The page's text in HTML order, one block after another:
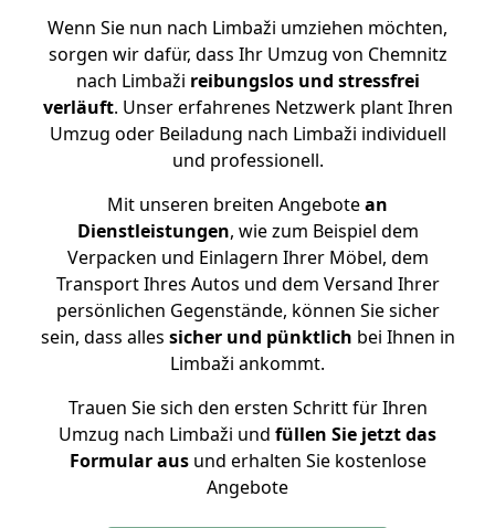
Wenn Sie nun nach Limbaži umziehen möchten,
sorgen wir dafür, dass Ihr Umzug von Chemnitz
nach Limbaži reibungslos und stressfrei
verläuft. Unser erfahrenes Netzwerk plant Ihren
Umzug oder Beiladung nach Limbaži individuell
und professionell.
Mit unseren breiten Angebotean
Dienstleistungen, wie zum Beispiel dem
Verpacken und Einlagern Ihrer Möbel, dem
Transport Ihres Autos und dem Versand Ihrer
persönlichen Gegenstände, können Sie sicher
sein, dass alles sicher und pünktlich bei Ihnen in
Limbaži ankommt.
Trauen Sie sich den ersten Schritt für Ihren
Umzug nach Limbaži und füllen Sie jetzt das
Formular ausund erhalten Sie kostenlose
Angebote